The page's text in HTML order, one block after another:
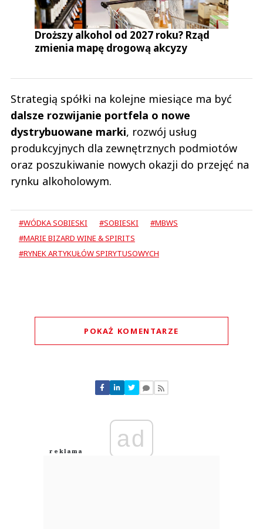
Droższy alkohol od 2027 roku? Rząd
zmienia mapę drogową akcyzy
Strategią spółki na kolejne miesiące ma być
dalsze rozwijanie portfela o nowe
dystrybuowane marki, rozwój usług
produkcyjnych dla zewnętrznych podmiotów
oraz poszukiwanie nowych okazji do przejęć na
rynku alkoholowym.
#WÓDKA SOBIESKI #SOBIESKI
#MBWS
#MARIE BIZARD WINE & SPIRITS
#RYNEK ARTYKUŁÓW SPIRYTUSOWYCH
POKAŻ KOMENTARZE
Nie znaleziono komentarzy
Zostaw swoje komentarze
Anuluj
ad